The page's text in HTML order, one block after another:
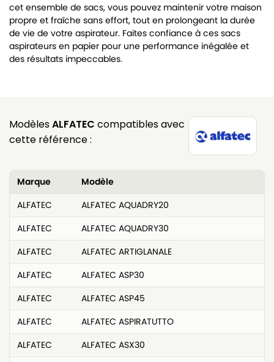
cet ensemble de sacs, vous pouvez maintenir votre maison
propre et fraîche sans effort, tout en prolongeant la durée
de vie de votre aspirateur. Faites confiance à ces sacs
aspirateurs en papier pour une performance inégalée et
des résultats impeccables.
ModèlesALFATEC compatibles avec
cette référence :
Marque
Modèle
ALFATEC
ALFATEC AQUADRY20
ALFATEC
ALFATEC AQUADRY30
ALFATEC
ALFATEC ARTIGLANALE
ALFATEC
ALFATEC ASP30
ALFATEC
ALFATEC ASP45
ALFATEC
ALFATEC ASPIRATUTTO
ALFATEC
ALFATEC ASX30